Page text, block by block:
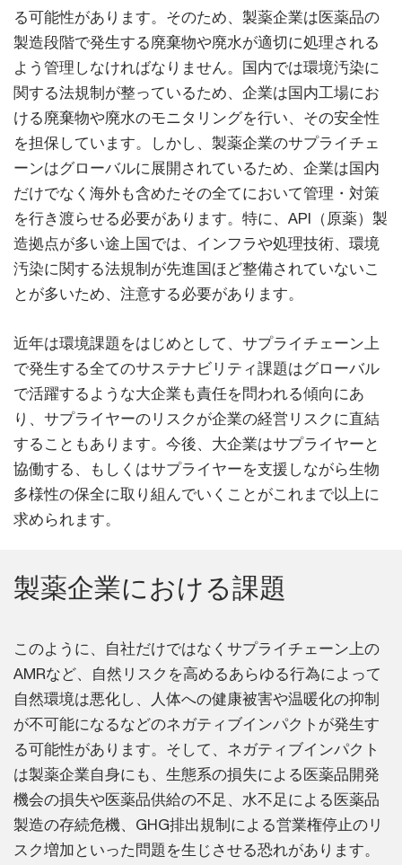
る可能性があります。そのため、製薬企業は医薬品の
製造段階で発生する廃棄物や廃水が適切に処理される
よう管理しなければなりません。国内では環境汚染に
関する法規制が整っているため、企業は国内工場にお
ける廃棄物や廃水のモニタリングを行い、その安全性
を担保しています。しかし、製薬企業のサプライチェ
ーンはグローバルに展開されているため、企業は国内
だけでなく海外も含めたその全てにおいて管理・対策
を行き渡らせる必要があります。特に、API（原薬）製
造拠点が多い途上国では、インフラや処理技術、環境
汚染に関する法規制が先進国ほど整備されていないこ
とが多いため、注意する必要があります。
近年は環境課題をはじめとして、サプライチェーン上
で発生する全てのサステナビリティ課題はグローバル
で活躍するような大企業も責任を問われる傾向にあ
り、サプライヤーのリスクが企業の経営リスクに直結
することもあります。今後、大企業はサプライヤーと
協働する、もしくはサプライヤーを支援しながら生物
多様性の保全に取り組んでいくことがこれまで以上に
求められます。
製薬企業における課題
このように、自社だけではなくサプライチェーン上の
AMRなど、自然リスクを高めるあらゆる行為によって
自然環境は悪化し、人体への健康被害や温暖化の抑制
が不可能になるなどのネガティブインパクトが発生す
る可能性があります。そして、ネガティブインパクト
は製薬企業自身にも、生態系の損失による医薬品開発
機会の損失や医薬品供給の不足、水不足による医薬品
製造の存続危機、GHG排出規制による営業権停止のリ
スク増加といった問題を生じさせる恐れがあります。